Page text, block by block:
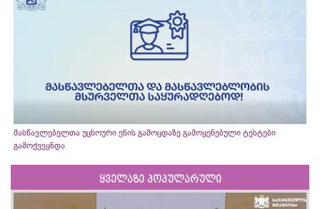
მასწავლებელთა უცხოური ენის გამოცდაზე გამოყენებული ტესტები
გამოქვეყნდა
ყველაზე პოპულარული